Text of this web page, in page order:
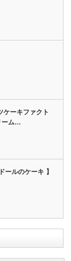
ケーキファクト
ーム…
ールのケーキ 】